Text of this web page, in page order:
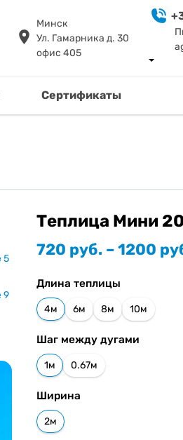
Минск
Ул. Гамарника д. 30
офис 405
Сертификаты
Теплица Мини
720 руб. –1200
Диапазон
720 руб.
–
1200 руб.
Длина теплицы
4м 6м 8м 10м
Шаг между дугами
1м 0.67м
Ширина
2м